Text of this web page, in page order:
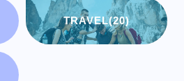
TRAVEL(20)